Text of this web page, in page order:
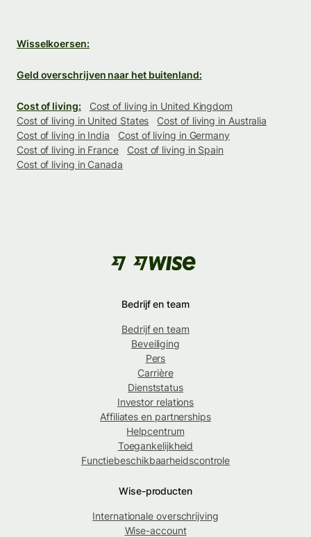
Wisselkoersen:
Geld overschrijven naar het buitenland:
Cost of living:
Cost of living in United Kingdom
Cost of living in United States
Cost of living in Australia
Cost of living in India
Cost of living in Germany
Cost of living in France
Cost of living in Spain
Cost of living in Canada
Bedrijf en team
Bedrijf en team
Beveiliging
Pers
Carrière
Dienststatus
Investor relations
Affiliates en partnerships
Helpcentrum
Toegankelijkheid
Functiebeschikbaarheidscontrole
Wise-producten
Internationale overschrijving
Wise-account